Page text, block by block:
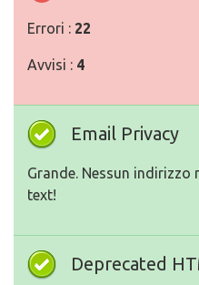
Errori : 22
Avvisi : 4
Email Privacy
Grande. Nessun
text!
Deprecated